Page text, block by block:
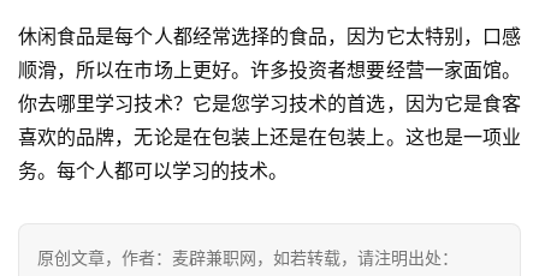
赚
V
I
P
程
休闲食品是每个人都经常选择的食品，因为它太特别，口感
顺滑，所以在市场上更好。许多投资者想要经营一家面馆。
你去哪里学习技术？它是您学习技术的首选，因为它是食客
喜欢的品牌，无论是在包装上还是在包装上。这也是一项业
务。每个人都可以学习的技术。
原创文章，作者：麦辟兼职网，如若转载，请注明出处：